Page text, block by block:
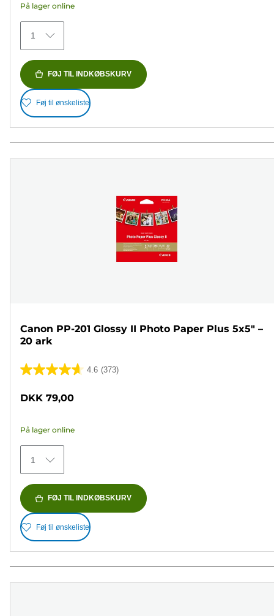
stjerner.
152
anmeldelser
På lager online
1
FØJ TIL INDKØBSKURV
Føj til ønskeliste
Canon PP-201 Glossy II Photo Paper Plus 5x5" –
20 ark
4.6 (373)
4.6
stjerner.
373
anmeldelser
DKK 79,00
På lager online
1
FØJ TIL INDKØBSKURV
Føj til ønskeliste